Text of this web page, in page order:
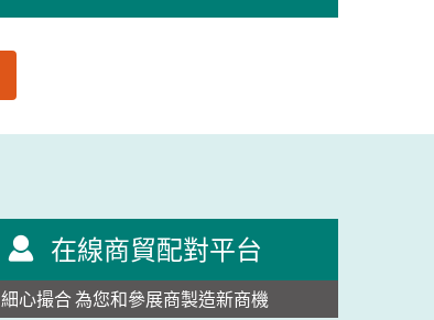
在線商貿配對平台
細心撮合 為您和參展商製造新商機